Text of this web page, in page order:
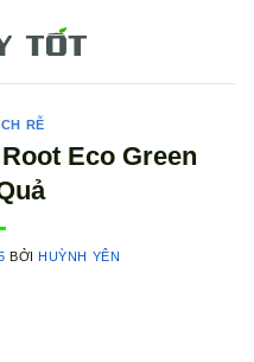
RỄ
Eco Green
BỞIHUỲNH YÊN